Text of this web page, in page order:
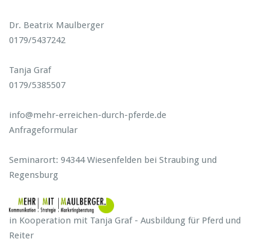
Dr. Beatrix Maulberger
0179/5437242
Tanja Graf
0179/5385507
info@mehr-erreichen-durch-pferde.de
Anfrageformular
Seminarort: 94344 Wiesenfelden bei Straubing und
Regensburg
in Kooperation mit Tanja Graf - Ausbildung für Pferd und
Reiter